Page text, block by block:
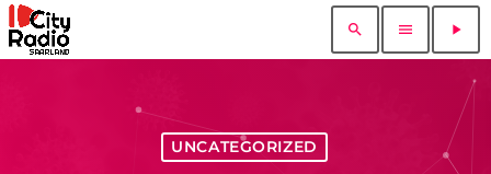
search menu play_arrow
UNCATEGORIZED